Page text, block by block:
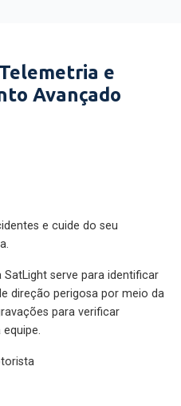
e
Avançado
e cuide do seu
serve para identificar
direção perigosa por meio da
para verificar